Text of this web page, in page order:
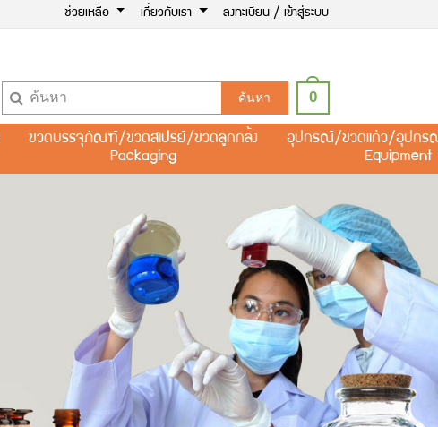
ช่วยเหลือ เกี่ยวกับเรา ลงทะเบียน / เข้าสู่ระบบ
ค้นหา 0
ขวดบรรจุภัณฑ์/ขวดสเปรย์/ขวดลูกกลิ้ง
Packaging
อุปกรณ์/ขวดแก้ว/อุปกร
Equipment